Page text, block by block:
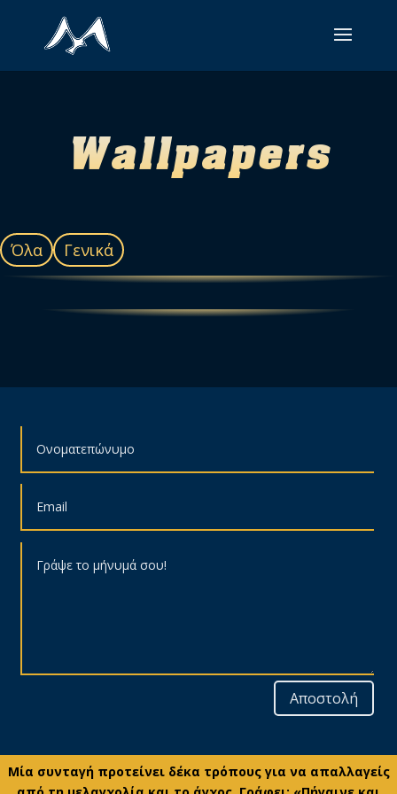
Wallpapers
Όλα Γενικά
Αποστολή
Μία συνταγή προτείνει δέκα τρόπους για να απαλλαγείς